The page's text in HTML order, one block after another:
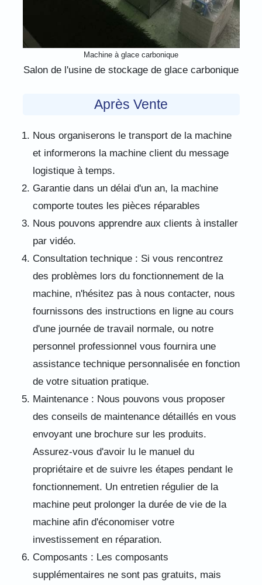
Machine à glace carbonique
Salon de l'usine de stockage de glace carbonique
Après Vente
Nous organiserons le transport de la machine
et informerons la machine client du message
logistique à temps.
Garantie dans un délai d'un an, la machine
comporte toutes les pièces réparables
Nous pouvons apprendre aux clients à installer
par vidéo.
Consultation technique : Si vous rencontrez
des problèmes lors du fonctionnement de la
machine, n'hésitez pas à nous contacter, nous
fournissons des instructions en ligne au cours
d'une journée de travail normale, ou notre
personnel professionnel vous fournira une
assistance technique personnalisée en fonction
de votre situation pratique.
Maintenance : Nous pouvons vous proposer
des conseils de maintenance détaillés en vous
envoyant une brochure sur les produits.
Assurez-vous d'avoir lu le manuel du
propriétaire et de suivre les étapes pendant le
fonctionnement. Un entretien régulier de la
machine peut prolonger la durée de vie de la
machine afin d'économiser votre
investissement en réparation.
Composants : Les composants
supplémentaires ne sont pas gratuits, mais